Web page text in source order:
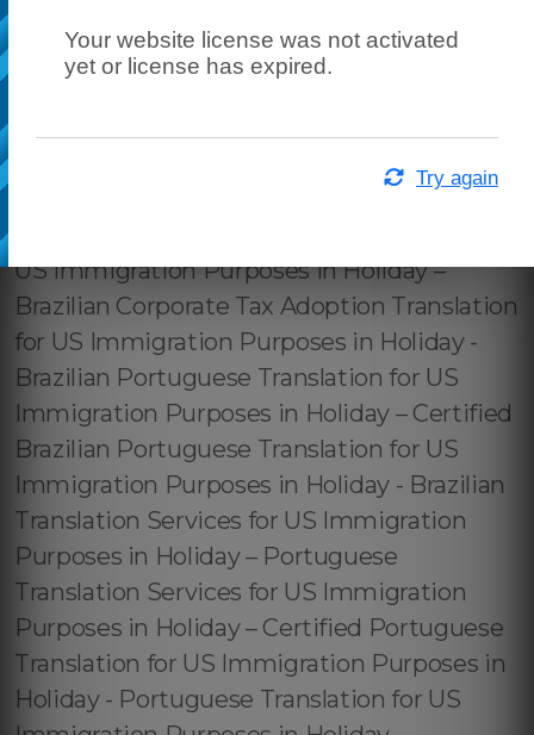
Your website license was not activated
yet or license has expired.
Try again